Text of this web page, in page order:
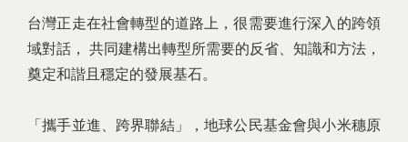
台灣正走在社會轉型的道路上，很需要進行深入的跨領
域對話， 共同建構出轉型所需要的反省、知識和方法，
奠定和諧且穩定的發展基石。
「攜手並進、跨界聯結」，地球公民基金會與小米穗原